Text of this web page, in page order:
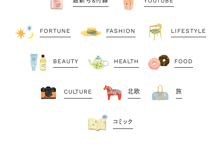
FORTUNE FASHION LIFESTYLE
BEAUTY HEALTH FOOD
CULTURE 北欧 旅
コミック